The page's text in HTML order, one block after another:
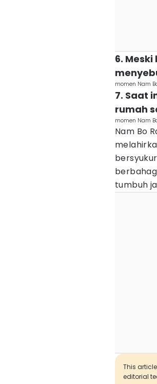
6.
momen Nam
7. Saat
rumah
momen Nam
Nam Bo
tumbuh
This
editorial